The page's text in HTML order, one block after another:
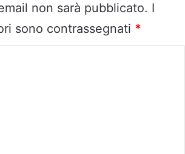
non sarà pubblicato. I
sono contrassegnati *